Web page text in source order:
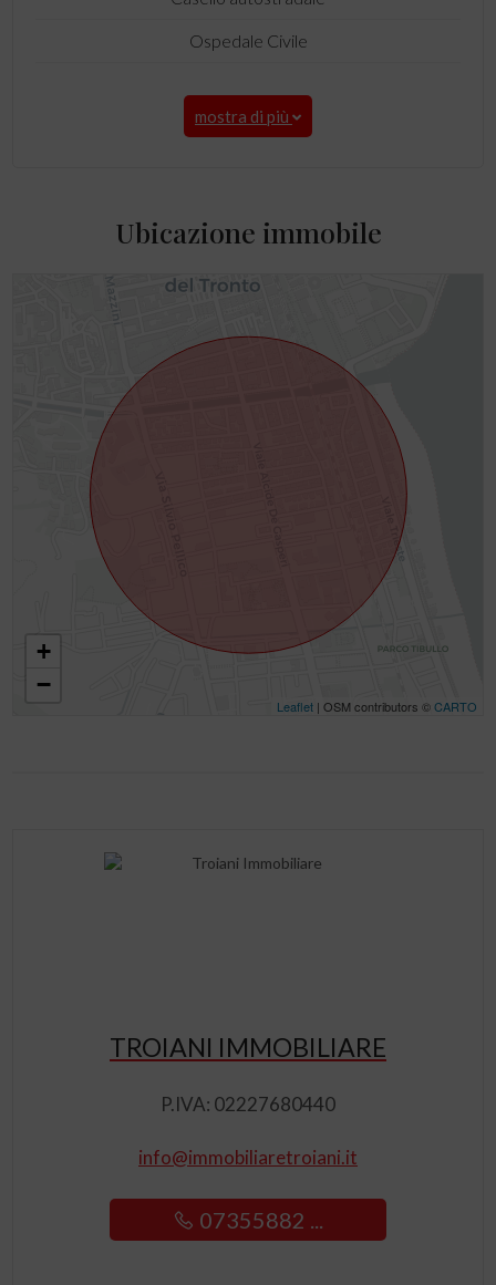
Ospedale Civile
mostra di più
Ubicazione immobile
+
−
Leaflet| OSM contributors ©CARTO
TROIANI IMMOBILIARE
P.IVA: 02227680440
info@immobiliaretroiani.it
07355882 ...